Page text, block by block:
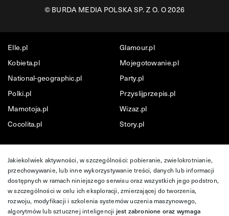
©BURDA MEDIA POLSKA SP. Z O. O 2026
Elle.pl
Glamour.pl
Kobieta.pl
Mojegotowanie.pl
National-geographic.pl
Party.pl
Polki.pl
Przyslijprzepis.pl
Mamotoja.pl
Wizaz.pl
Cocolita.pl
Story.pl
Jakiekolwiek aktywności, w szczególności: pobieranie, zwielokrotnianie,
przechowywanie, lub inne wykorzystywanie treści, danych lub informacji
dostępnych w ramach niniejszego serwisu oraz wszystkich jego podstron,
w szczególności w celu ich eksploracji, zmierzającej do tworzenia,
rozwoju, modyfikacji i szkolenia systemów uczenia maszynowego,
algorytmów lub sztucznej inteligencji jest zabronione oraz wymaga